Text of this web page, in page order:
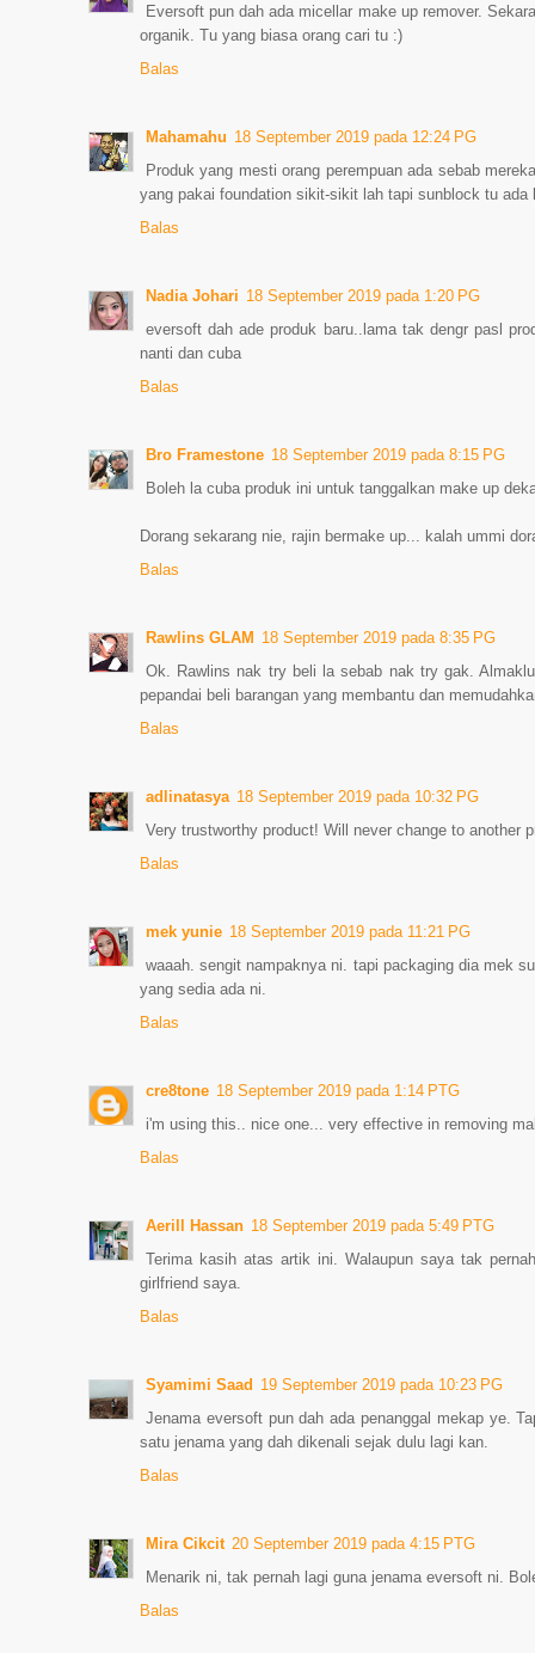
Eversoft pun dah ada micellar make up remover.
organik. Tu yang biasa orang cari tu :)
Balas
Mahamahu 18 September 2019 pada 12:24 PG
Produk yang mesti orang perempuan ada sebab
yang pakai foundation sikit-sikit lah tapi sunblock tu ada
Balas
Nadia Johari 18 September 2019 pada 1:20 PG
eversoft dah ade produk baru..lama tak dengr pasl
nanti dan cuba
Balas
Bro Framestone 18 September 2019 pada 8:15 PG
Boleh la cuba produk ini untuk tanggalkan make up
Dorang sekarang nie, rajin bermake up... kalah ummi
Balas
Rawlins GLAM 18 September 2019 pada 8:35 PG
Ok. Rawlins nak try beli la sebab nak try gak.
pepandai beli barangan yang membantu dan
Balas
adlinatasya 18 September 2019 pada 10:32 PG
Very trustworthy product! Will never change to another
Balas
mek yunie 18 September 2019 pada 11:21 PG
waaah. sengit nampaknya ni. tapi packaging dia mek
yang sedia ada ni.
Balas
cre8tone 18 September 2019 pada 1:14 PTG
i'm using this.. nice one... very effective in removing
Balas
Aerill Hassan 18 September 2019 pada 5:49 PTG
Terima kasih atas artik ini. Walaupun saya tak
girlfriend saya.
Balas
Syamimi Saad 19 September 2019 pada 10:23 PG
Jenama eversoft pun dah ada penanggal mekap ye.
satu jenama yang dah dikenali sejak dulu lagi kan.
Balas
Mira Cikcit 20 September 2019 pada 4:15 PTG
Menarik ni, tak pernah lagi guna jenama eversoft ni.
Balas